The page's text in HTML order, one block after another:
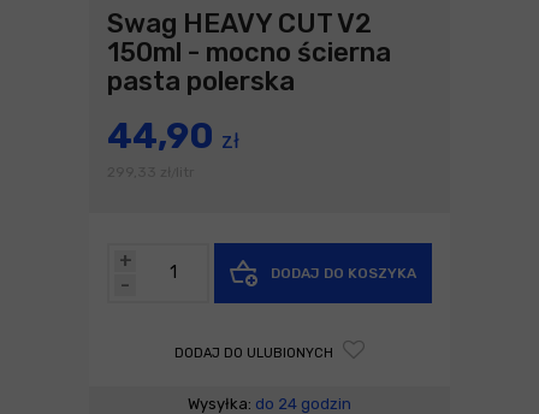
Swag HEAVY CUT V2
150ml - mocno ścierna
pasta polerska
44,90 zł
-
+
DODAJ DO KOSZYKA
DODAJ DO ULUBIONYCH
Wysyłka: do 24 godzin